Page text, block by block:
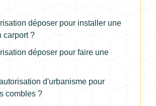
déposer pour installer une
carport ?
déposer pour faire une
d'urbanisme pour
combles ?